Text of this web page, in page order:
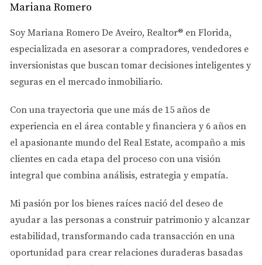
Ventaja para renters: Si pagas $2,800-$4,000/mes de
renta, comprar un condo/townhome con hipoteca
similar puede ser más rentable a largo plazo
(equity, estabilidad, beneficios fiscales).
Riesgo de esperar: Si tasas bajan o demanda sube
(Doral sigue creciendo como ciudad deseada),
Ahora hay más inventario y menos competencia.
ConclusiónDoral crece rápido y es cada día más
deseada, pero la oferta nueva se inclina hacia renta en
toda la ciudad. Para quienes están rentando y pensando
en comprar, 2026 es un momento favorable en
oportunidad de entrar antes de que el mercado cambie.
Si estás rentando y considerando dar el paso a comprar,
o necesitas ver opciones actuales en Doral, escríbeme
Mariana Romero
Soy Mariana Romero De Aveiro, Realtor® en Florida,
especializada en asesorar a compradores, vendedores e
inversionistas que buscan tomar decisiones inteligentes y
seguras en el mercado inmobiliario.
Con una trayectoria que une más de 15 años de
experiencia en el área contable y financiera y 6 años en
el apasionante mundo del Real Estate, acompaño a mis
clientes en cada etapa del proceso con una visión
integral que combina análisis, estrategia y empatía.
Mi pasión por los bienes raíces nació del deseo de
ayudar a las personas a construir patrimonio y alcanzar
estabilidad, transformando cada transacción en una
oportunidad para crear relaciones duraderas basadas